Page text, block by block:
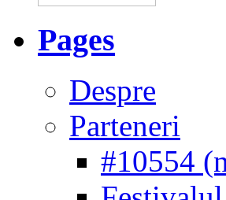
Pages
Despre
Parteneri
#10554